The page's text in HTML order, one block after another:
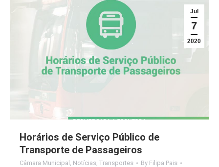
Jul
7
2020
Horários de Serviço Público de
Transporte de Passageiros
Câmara Municipal Notícias Transportes By Filipa Pais